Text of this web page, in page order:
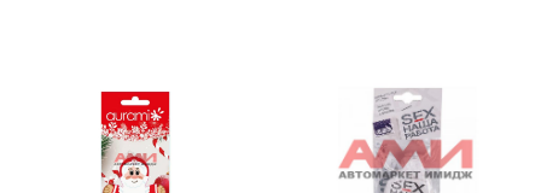
БЫСТРЫЙ ПРОСМОТР БЫСТРЫЙ ПРОСМОТР